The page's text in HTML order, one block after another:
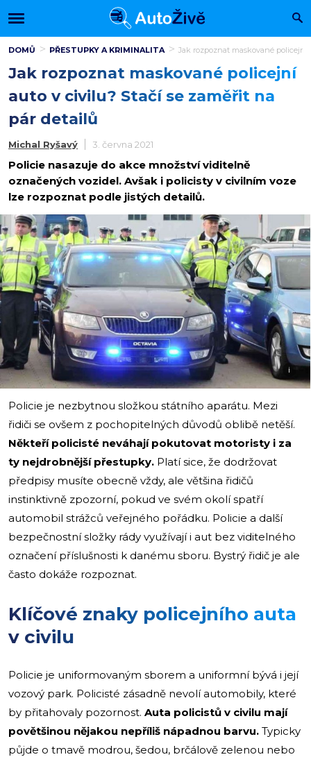
DOMŮ PŘESTUPKY A KRIMINALITA Jak rozpoznat maskované
Jak rozpoznat maskované policejní
auto v civilu? Stačí se zaměřit na
pár detailů
Michal Ryšavý 3. června 2021
Policie nasazuje do akce množství viditelně
označených vozidel. Avšak i policisty v civilním voze
lze rozpoznat podle jistých detailů.
i
Policie je nezbytnou složkou státního aparátu. Mezi
řidiči se ovšem z pochopitelných důvodů oblibě netěší.
Někteří policisté neváhají pokutovat motoristy i za
ty nejdrobnější přestupky. Platí sice, že dodržovat
předpisy musíte obecně vždy, ale většina řidičů
instinktivně zpozorní, pokud ve svém okolí spatří
automobil strážců veřejného pořádku. Policie a další
bezpečnostní složky rády využívají i aut bez viditelného
označení příslušnosti k danému sboru. Bystrý řidič je ale
často dokáže rozpoznat.
Klíčové znaky policejního auta
v civilu
Policie je uniformovaným sborem a uniformní bývá i její
vozový park. Policisté zásadně nevolí automobily, které
by přitahovaly pozornost. Auta policistů v civilu mají
povětšinou nějakou nepříliš nápadnou barvu. Typicky
půjde o tmavě modrou, šedou, brčálově zelenou nebo